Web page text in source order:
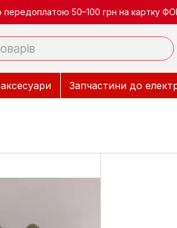
передоплатою 50–100 грн на картку
Запчастини до